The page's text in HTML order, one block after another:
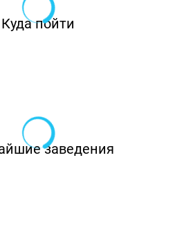
Куда пойти
заведения